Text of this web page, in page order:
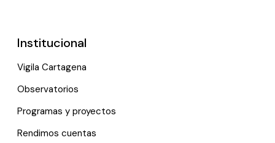
Institucional
Vigila Cartagena
Observatorios
Programas y proyectos
Rendimos cuentas